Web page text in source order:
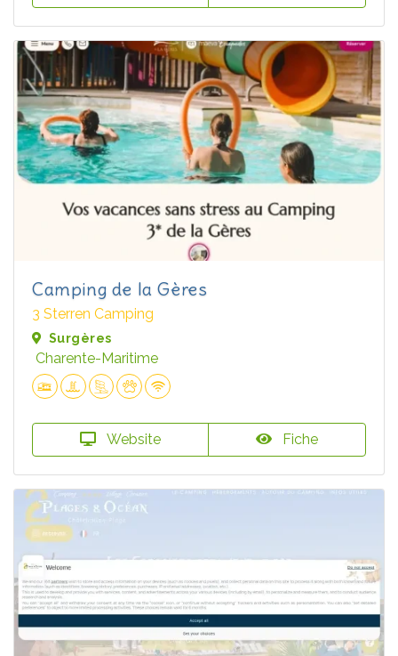
Camping de la Gères
3 Sterren Camping
Surgères
Charente-Maritime
Website Fiche